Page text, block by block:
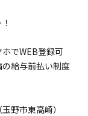
でWEB登録可
の給与前払い制度
野市東高崎）